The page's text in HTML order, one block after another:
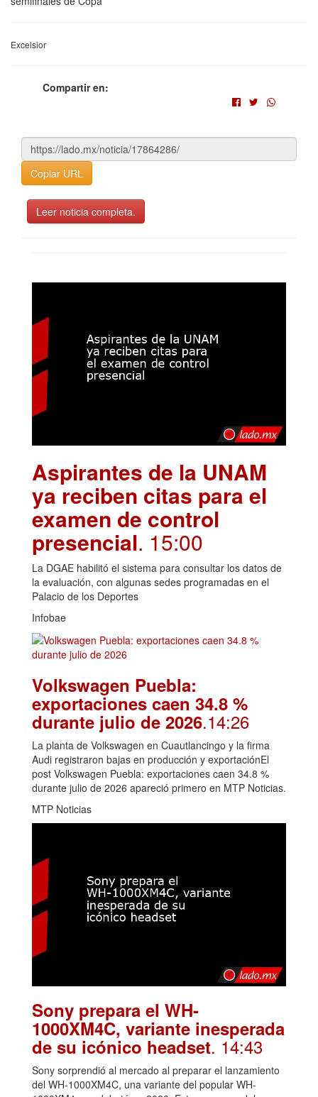
Excelsior
Compartir en:
Copiar URL
Leer noticia completa.
Aspirantes de la UNAM
ya reciben citas para el
examen de control
presencial. 15:00
La DGAE habilitó el sistema para consultar los datos de
la evaluación, con algunas sedes programadas en el
Palacio de los Deportes
Infobae
Volkswagen Puebla:
exportaciones caen 34.8 %
durante julio de 2026.14:26
La planta de Volkswagen en Cuautlancingo y la firma
Audi registraron bajas en producción y exportaciónEl
post Volkswagen Puebla: exportaciones caen 34.8 %
durante julio de 2026 apareció primero en MTP Noticias.
MTP Noticias
Sony prepara el WH-
1000XM4C, variante inesperada
de su icónico headset. 14:43
Sony sorprendió al mercado al preparar el lanzamiento
del WH-1000XM4C, una variante del popular WH-